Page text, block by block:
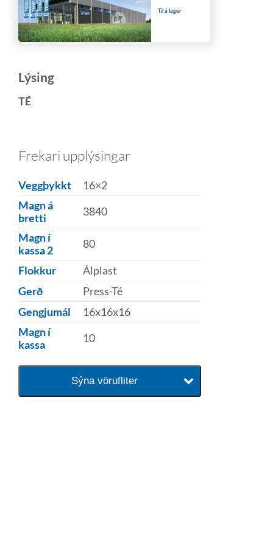
Til á lager
Lýsing
TÉ
Frekari upplýsingar
Veggþykkt
16×2
Magn á
bretti
3840
Magn í
kassa 2
80
Flokkur
Álplast
Gerð
Press-Té
Gengjumál
16x16x16
Magn í
kassa
10
Sýna vörufliter